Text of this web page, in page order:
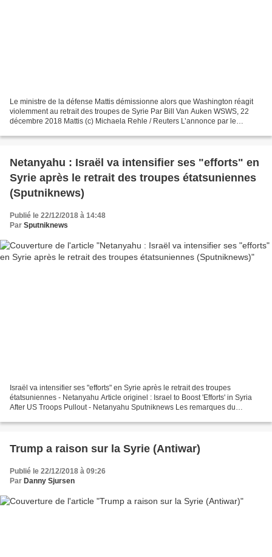
Le ministre de la défense Mattis démissionne alors que Washington réagit
violemment au retrait des troupes de Syrie Par Bill Van Auken WSWS, 22
décembre 2018 Mattis (c) Michaela Rehle / Reuters L’annonce par le
Netanyahu : Israël va intensifier ses "efforts" en
Syrie après le retrait des troupes étatsuniennes
(Sputniknews)
Publié le 22/12/2018 à 14:48
Par Sputniknews
Israël va intensifier ses "efforts" en Syrie après le retrait des troupes
étatsuniennes - Netanyahu Article originel : Israel to Boost 'Efforts' in Syria
After US Troops Pullout - Netanyahu Sputniknews Les remarques du
Trump a raison sur la Syrie (Antiwar)
Publié le 22/12/2018 à 09:26
Par Danny Sjursen